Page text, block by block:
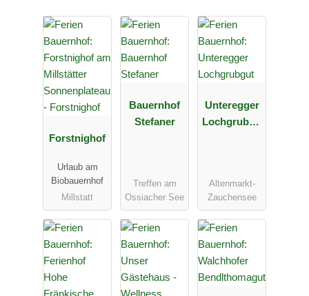
Forstnighof
Urlaub am
Biobauernhof
Millstatt
Bauernhof
Stefaner
Treffen am
Ossiacher See
Unteregger
Lochgrubgu
Altenmarkt-
Zauchensee